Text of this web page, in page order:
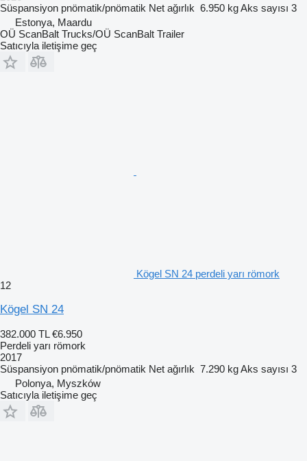
Süspansiyon pnömatik/pnömatik Net ağırlık 6.950 kgAks sayısı 3
Estonya, Maardu
OÜ ScanBalt Trucks/OÜ ScanBalt Trailer
Satıcıyla iletişime geç
Kögel SN 24 perdeli yarı römork
12
Kögel SN 24
382.000 TL €6.950
Perdeli yarı römork
2017
Süspansiyon pnömatik/pnömatik Net ağırlık 7.290 kgAks sayısı 3
Polonya, Myszków
Satıcıyla iletişime geç